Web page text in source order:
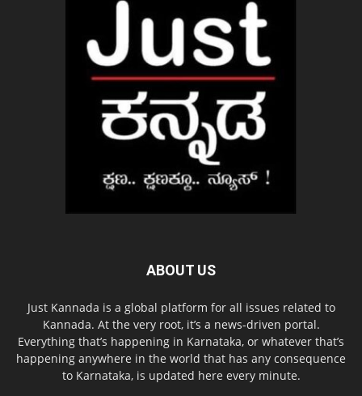
ABOUT US
Just Kannada is a global platform for all issues related to
Kannada. At the very root, it’s a news-driven portal.
Everything that’s happening in Karnataka, or whatever that’s
happening anywhere in the world that has any consequence
to Karnataka, is updated here every minute.